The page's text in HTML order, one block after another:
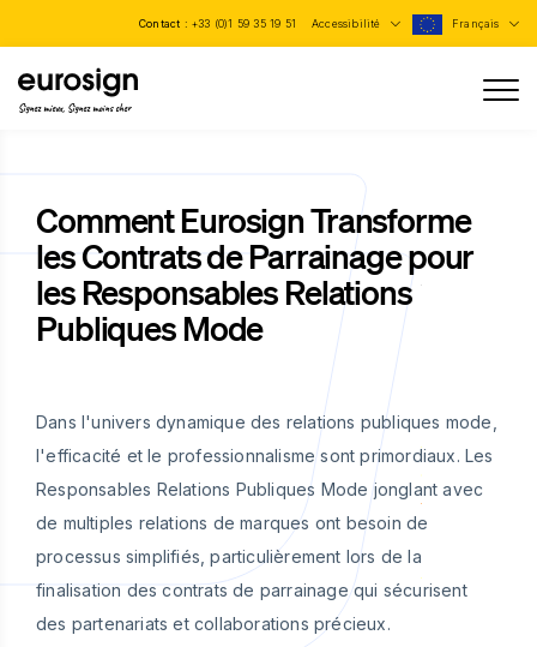
Contact : +33 (0)1 59 35 19 51 Accessibilité Français
Signez mieux, Signez moins cher
Comment Eurosign Transforme
les Contrats de Parrainage pour
les Responsables Relations
Publiques Mode
Dans l'univers dynamique des relations publiques mode,
l'efficacité et le professionnalisme sont primordiaux. Les
Responsables Relations Publiques Mode jonglant avec
de multiples relations de marques ont besoin de
processus simplifiés, particulièrement lors de la
finalisation des contrats de parrainage qui sécurisent
des partenariats et collaborations précieux.